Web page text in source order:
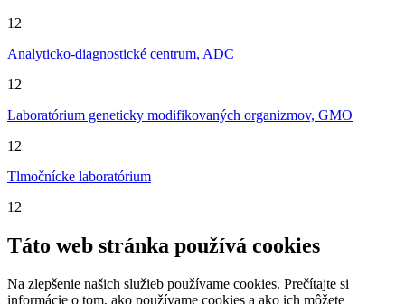
12
Analyticko-diagnostické centrum, ADC
12
Laboratórium geneticky modifikovaných organizmov, GMO
12
Tlmočnícke laboratórium
12
Táto web stránka používá cookies
Na zlepšenie našich služieb používame cookies. Prečítajte si
informácie o tom, ako používame cookies a ako ich môžete